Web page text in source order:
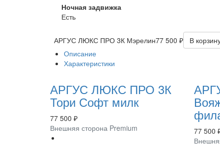
Ночная задвижка
Есть
АРГУС ЛЮКС ПРО 3К Мэрелин77 500 ₽
В
Описание
Характеристики
АРГУС ЛЮКС ПРО 3К
Тори Софт милк
77 500 ₽
Внешняя сторона Premium
77 500